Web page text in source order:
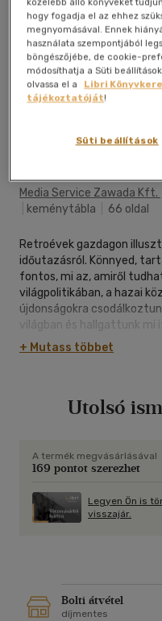
Kívánságlistához adom
Media Service Zawada Kft.
keménytábla 66 oldal
Retroévek gazdagon
időutazásról. Könnyed,
fontos, mi az, amiről
világpolitikában, a hazai
újdonságokra
világban és hallgattunk mi
öltözködtünk, milyen
olvastunk, milyen
mutatja be az akkori
+ Mutass többet
Utolsó
A termék megvásárlásával
169 pontot szerezhet
Legyen Ön is
visszajár.
Bolti átvétel
díjmentes
hogy fogadja el az ehhez
megnyomásával. Ennek
használata szempontjából
böngészőjébe, de cookie-
módosíthatja a Süti
olvassa el a
Libri
tájékoztatóját!
Süti beállítások